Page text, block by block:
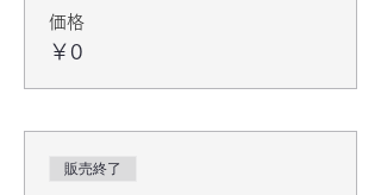
価格
￥0
販売終了